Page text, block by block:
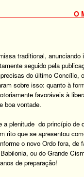
O
traditional,
seguido pela
do último Concílio, o
sobre isso: quanto à
favoráveis à
boa vontade.
a plenitude do princípio de
rito que se apresentou
o novo Ordo fora,
ou do Grande
de preparação!